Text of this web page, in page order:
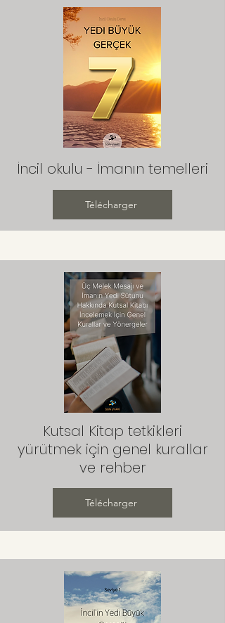
İncil okulu - İmanın temelleri
Télécharger
Kutsal Kitap tetkikleri
yürütmek için genel kurallar
ve rehber
Télécharger